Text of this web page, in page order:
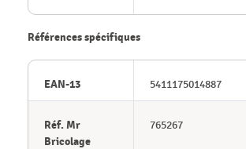
Références spécifiques
EAN-13 5411175014887
Réf. Mr
Bricolage
765267